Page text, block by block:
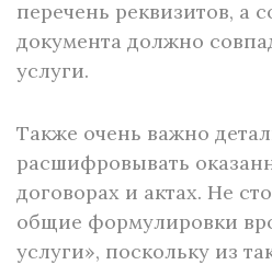
перечень реквизитов, а
документа должно
услуги.
Также очень важно
расшифровывать
договорах и актах. Не
общие формулировки
услуги», поскольку из